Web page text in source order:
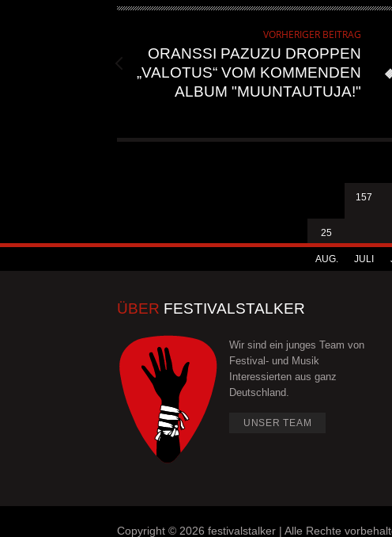
VORHERIGER BEITRAG
ORANSSI PAZUZU DROPPEN
„VALOTUS“ VOM KOMMENDEN
ALBUM "MUUNTAUTUJA!"
25
AUG.
157
JULI
ÜBER FESTIVALSTALKER
Wir sind ein junges Team von
Festival- und Musik
Interessierten aus ganz
Deutschland.
UNSER TEAM
Copyright © 2026 festivalstalker | Alle Rechte